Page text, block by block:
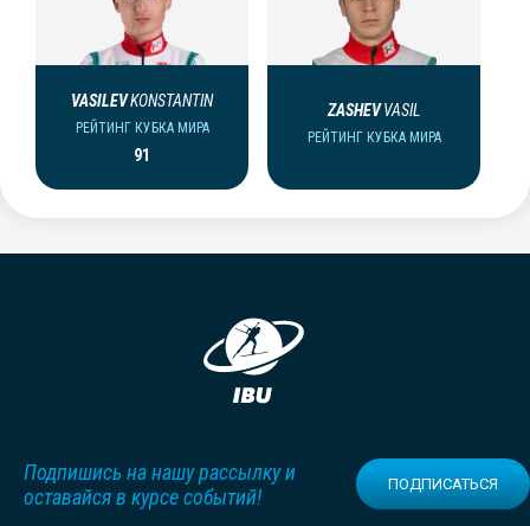
VASILEVKONSTANTIN
РЕЙТИНГ КУБКА МИРА
91
ZASHEVVASIL
РЕЙТИНГ КУБКА МИРА
Подпишись на нашу рассылку и
оставайся в курсе событий!
ПОДПИСАТЬСЯ